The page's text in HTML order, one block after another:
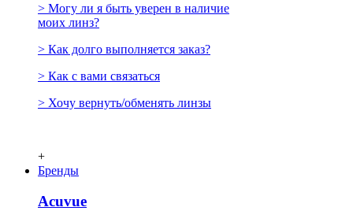
> Могу ли я быть уверен в наличие
моих линз?
> Как долго выполняется заказ?
> Как с вами связаться
> Хочу вернуть/обменять линзы
+
Бренды
Acuvue